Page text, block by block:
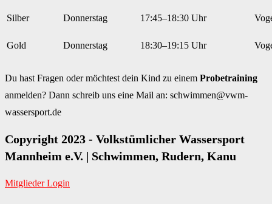
Silber Donnerstag 17:45–18:30 Uhr
Gold Donnerstag 18:30–19:15 Uhr
Du hast Fragen oder möchtest dein Kind zu einem Probetraining
anmelden? Dann schreib uns eine Mail an: schwimmen@vwm-
wassersport.de
Copyright 2023 - Volkstümlicher Wassersport
Mannheim e.V. | Schwimmen, Rudern, Kanu
Mitglieder Login